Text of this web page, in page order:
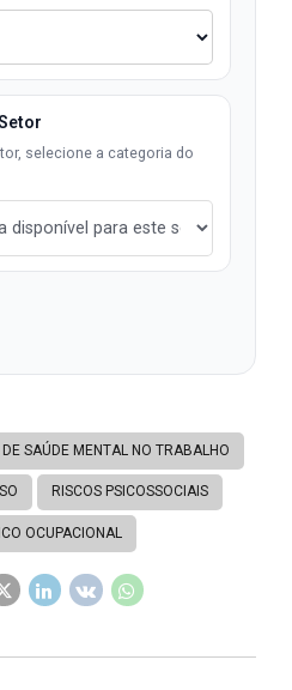
selecione a categoria do
SAÚDE MENTAL NO TRABALHO
RISCOS PSICOSSOCIAIS
OCUPACIONAL